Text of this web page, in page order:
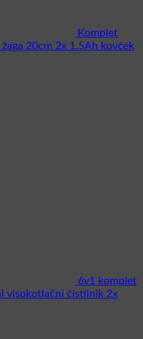
Komplet
20cm 2x 1.5Ah kovček
6v1 komplet
visokotlačni čistilnik 2x